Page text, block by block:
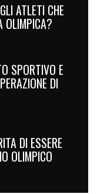
ATLETI CHE
OLIMPICA?
SPORTIVO E
DI
DI ESSERE
OLIMPICO